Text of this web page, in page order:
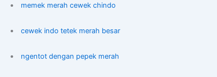
memek merah cewek chindo
cewek indo tetek merah besar
ngentot dengan pepek merah